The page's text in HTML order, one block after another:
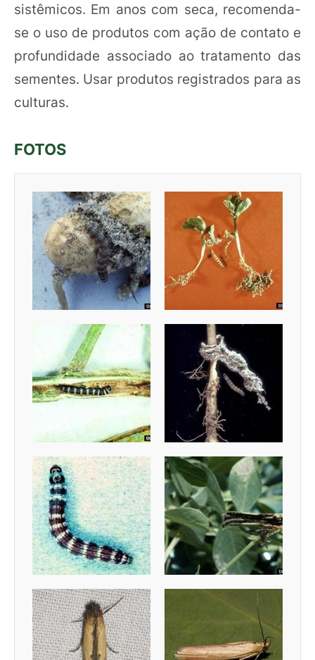
sistêmicos. Em anos com seca, recomenda-
se o uso de produtos com ação de contato e
profundidade associado ao tratamento das
sementes. Usar produtos registrados para as
culturas.
FOTOS